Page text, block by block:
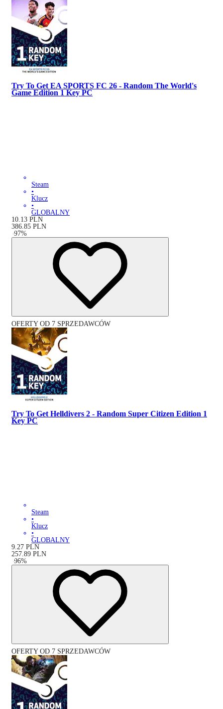
Try To Get EA SPORTS FC 26 - Random The World's
Game Edition 1 Key PC
Steam
•
Klucz
•
GLOBALNY
10.13 PLN
386.85 PLN
-97%
OFERTY OD 7 SPRZEDAWCÓW
Try To Get Helldivers 2 - Random Super Citizen Edition 1
Key PC
Steam
•
Klucz
•
GLOBALNY
9.27 PLN
257.89 PLN
-96%
OFERTY OD 7 SPRZEDAWCÓW